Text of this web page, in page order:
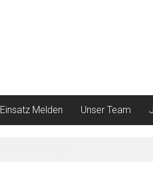
Einsatz Melden Unser Team